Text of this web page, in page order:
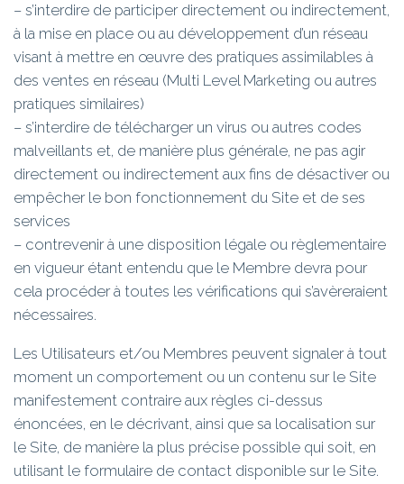
– s’interdire de participer directement ou indirectement,
à la mise en place ou au développement d’un réseau
visant à mettre en œuvre des pratiques assimilables à
des ventes en réseau (Multi Level Marketing ou autres
pratiques similaires)
– s’interdire de télécharger un virus ou autres codes
malveillants et, de manière plus générale, ne pas agir
directement ou indirectement aux fins de désactiver ou
empêcher le bon fonctionnement du Site et de ses
services
– contrevenir à une disposition légale ou règlementaire
en vigueur étant entendu que le Membre devra pour
cela procéder à toutes les vérifications qui s’avèreraient
nécessaires.
Les Utilisateurs et/ou Membres peuvent signaler à tout
moment un comportement ou un contenu sur le Site
manifestement contraire aux règles ci-dessus
énoncées, en le décrivant, ainsi que sa localisation sur
le Site, de manière la plus précise possible qui soit, en
utilisant le formulaire de contact disponible sur le Site.